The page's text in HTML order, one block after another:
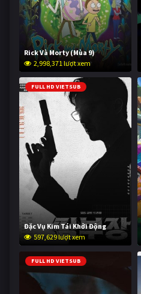
Rick Và Morty (Mùa 9)
2,998,371 lượt xem
FULL HD VIETSUB
Đặc Vụ Kim Tái Khởi Động
597,629 lượt xem
FULL HD VIETSUB